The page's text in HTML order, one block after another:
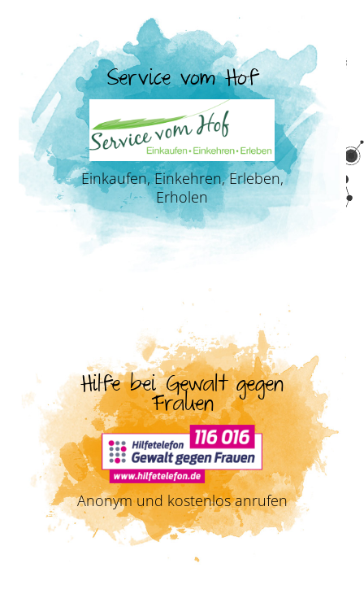
Service vom Hof
Einkaufen, Einkehren, Erleben,
Erholen
Hilfe bei Gewalt gegen
Frauen
Anonym und kostenlos anrufen